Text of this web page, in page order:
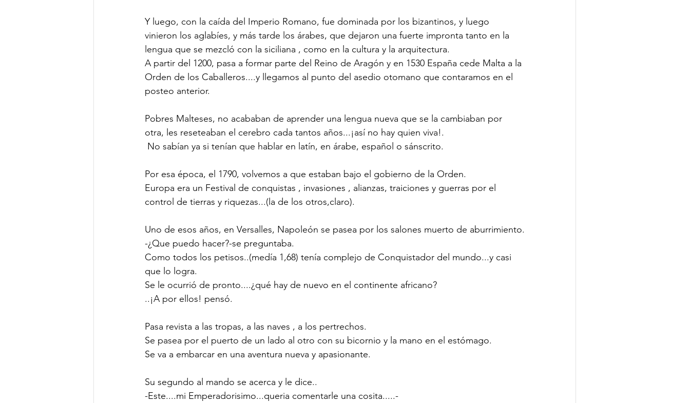
Y luego, con la caída del Imperio Romano, fue dominada por los bizantinos, y luego
vinieron los aglabíes, y más tarde los árabes, que dejaron una fuerte impronta tanto en la
lengua que se mezcló con la siciliana , como en la cultura y la arquitectura.
A partir del 1200, pasa a formar parte del Reino de Aragón y en 1530 España cede Malta a la
Orden de los Caballeros....y llegamos al punto del asedio otomano que contaramos en el
posteo anterior.
Pobres Malteses, no acababan de aprender una lengua nueva que se la cambiaban por
otra, les reseteaban el cerebro cada tantos años...¡así no hay quien viva!.
No sabían ya si tenían que hablar en latín, en árabe, español o sánscrito.
Por esa época, el 1790, volvemos a que estaban bajo el gobierno de la Orden.
Europa era un Festival de conquistas , invasiones , alianzas, traiciones y guerras por el
control de tierras y riquezas...(la de los otros,claro).
Uno de esos años, en Versalles, Napoleón se pasea por los salones muerto de aburrimiento.
-¿Que puedo hacer?-se preguntaba.
Como todos los petisos..(medía 1,68) tenía complejo de Conquistador del mundo...y casi
que lo logra.
Se le ocurrió de pronto....¿qué hay de nuevo en el continente africano?
..¡A por ellos! pensó.
Pasa revista a las tropas, a las naves , a los pertrechos.
Se pasea por el puerto de un lado al otro con su bicornio y la mano en el estómago.
Se va a embarcar en una aventura nueva y apasionante.
Su segundo al mando se acerca y le dice..
-Este....mi Emperadorisimo...queria comentarle una cosita.....-